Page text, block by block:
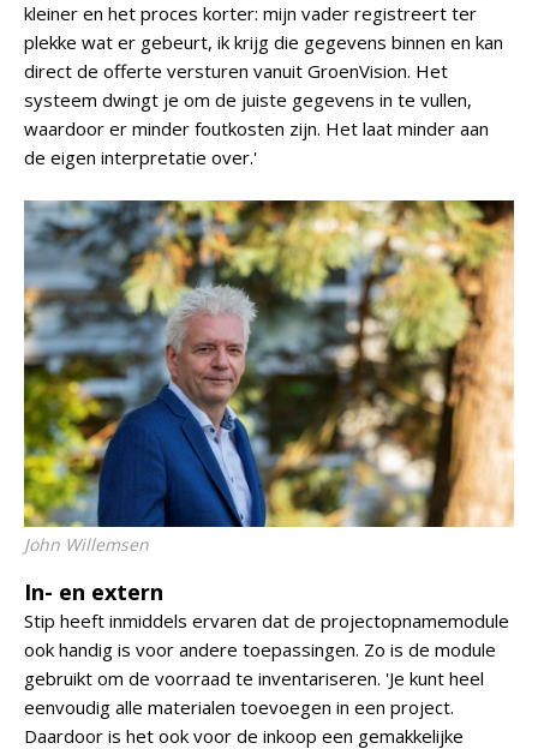
kleiner en het proces korter: mijn vader registreert ter
plekke wat er gebeurt, ik krijg die gegevens binnen en kan
direct de offerte versturen vanuit GroenVision. Het
systeem dwingt je om de juiste gegevens in te vullen,
waardoor er minder foutkosten zijn. Het laat minder aan
de eigen interpretatie over.'
John Willemsen
In- en extern
Stip heeft inmiddels ervaren dat de projectopnamemodule
ook handig is voor andere toepassingen. Zo is de module
gebruikt om de voorraad te inventariseren. 'Je kunt heel
eenvoudig alle materialen toevoegen in een project.
Daardoor is het ook voor de inkoop een gemakkelijke